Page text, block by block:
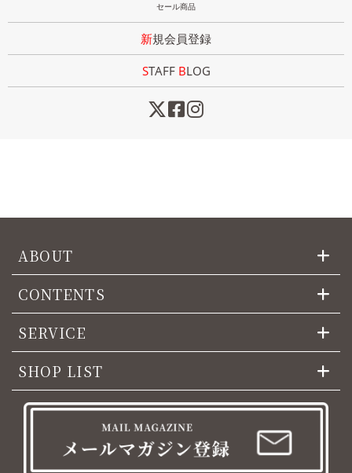
セール商品
新規会員登録
STAFF BLOG
ABOUT
CONTENTS
SERVICE
SHOP LIST